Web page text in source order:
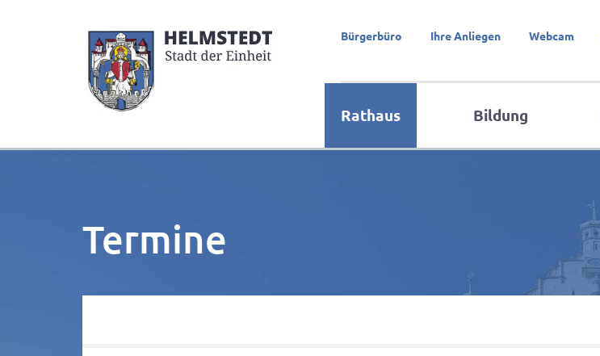
Bürgerbüro Ihre Anliegen Webcam
Rathaus Bildung
Termine